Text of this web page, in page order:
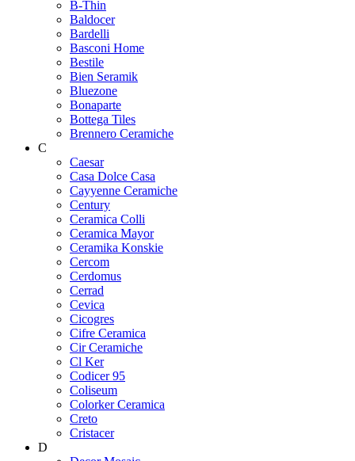
B-Thin
Baldocer
Bardelli
Basconi Home
Bestile
Bien Seramik
Bluezone
Bonaparte
Bottega Tiles
Brennero Ceramiche
C
Caesar
Casa Dolce Casa
Cayyenne Ceramiche
Century
Ceramica Colli
Ceramica Mayor
Ceramika Konskie
Cercom
Cerdomus
Cerrad
Cevica
Cicogres
Cifre Ceramica
Cir Ceramiche
Cl Ker
Codicer 95
Coliseum
Colorker Ceramica
Creto
Cristacer
D